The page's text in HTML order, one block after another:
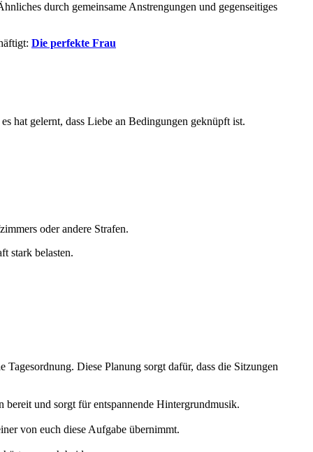
durch gemeinsame Anstrengungen und gegenseitiges
Die perfekte Frau
hat gelernt, dass Liebe an Bedingungen geknüpft ist.
oder andere Strafen.
stark belasten.
Diese Planung sorgt dafür, dass die Sitzungen
und sorgt für entspannende Hintergrundmusik.
von euch diese Aufgabe übernimmt.